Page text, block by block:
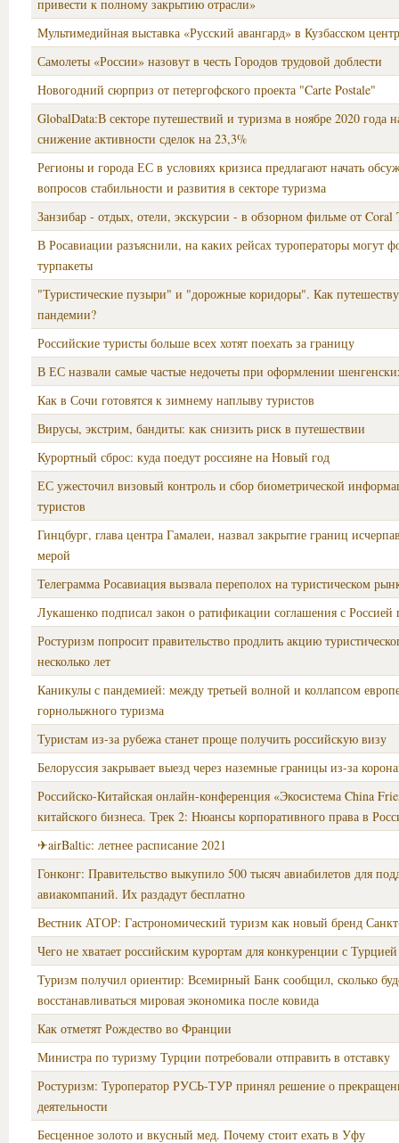
привести к полному закрытию отрасли»
Мультимедийная выставка «Русский авангард» в Кузбасском
Самолеты «России» назовут в честь Городов трудовой доблести
Новогодний сюрприз от петергофского проекта "Carte Postale"
GlobalData:В секторе путешествий и туризма в ноябре 2020 года
снижение активности сделок на 23,3%
Регионы и города ЕС в условиях кризиса предлагают начать
вопросов стабильности и развития в секторе туризма
Занзибар - отдых, отели, экскурсии - в обзорном фильме от Coral
В Росавиации разъяснили, на каких рейсах туроператоры могут
турпакеты
"Туристические пузыри" и "дорожные коридоры". Как
пандемии?
Российские туристы больше всех хотят поехать за границу
В ЕС назвали самые частые недочеты при оформлении
Как в Сочи готовятся к зимнему наплыву туристов
Вирусы, экстрим, бандиты: как снизить риск в путешествии
Курортный сброс: куда поедут россияне на Новый год
ЕС ужесточил визовый контроль и сбор биометрической
туристов
Гинцбург, глава центра Гамалеи, назвал закрытие границ
мерой
Телеграмма Росавиация вызвала переполох на туристическом
Лукашенко подписал закон о ратификации соглашения с Россией
Ростуризм попросит правительство продлить акцию
несколько лет
Каникулы с пандемией: между третьей волной и коллапсом
горнолыжного туризма
Туристам из-за рубежа станет проще получить российскую визу
Белоруссия закрывает выезд через наземные границы из-за
Российско-Китайская онлайн-конференция «Экосистема China
китайского бизнеса. Трек 2: Нюансы корпоративного права в
✈airBaltic: летнее расписание 2021
Гонконг: Правительство выкупило 500 тысяч авиабилетов для
авиакомпаний. Их раздадут бесплатно
Вестник АТОР: Гастрономический туризм как новый бренд
Чего не хватает российским курортам для конкуренции с Турцией
Туризм получил ориентир: Всемирный Банк сообщил, сколько
восстанавливаться мировая экономика после ковида
Как отметят Рождество во Франции
Министра по туризму Турции потребовали отправить в отставку
Ростуризм: Туроператор РУСЬ-ТУР принял решение о
деятельности
Бесценное золото и вкусный мед. Почему стоит ехать в Уфу